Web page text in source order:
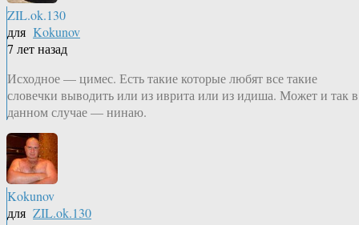
ZIL.ok.130
для Kokunov
7 лет назад
Исходное — цимес. Есть такие которые любят все такие
словечки выводить или из иврита или из идиша. Может и так в
данном случае — нинаю.
Kokunov
для ZIL.ok.130